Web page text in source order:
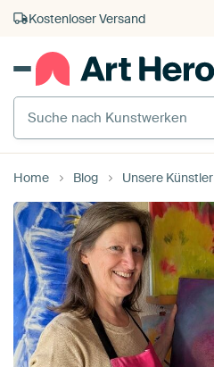
Kauf auf Rechnung
Individueller Druck auf Bestellung
Home Blog Unsere Künstler